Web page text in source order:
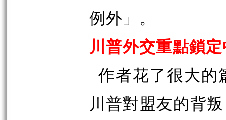
例外」。
川普外交重點鎖
作者花了很大的
川普對盟友的背